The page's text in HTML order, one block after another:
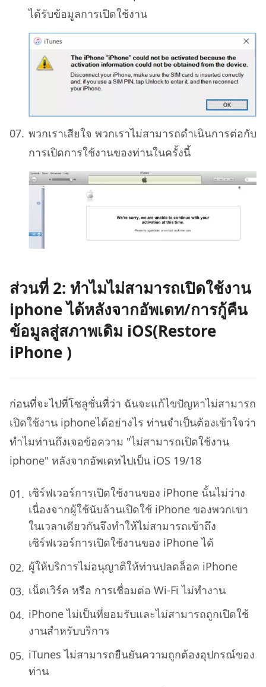
ได้รับข้อมูลการเปิดใช้งาน
พวกเราเสียใจ พวกเราไม่สามารถดำเนินการต่อกับ
การเปิดการใช้งานของท่านในครั้งนี้
ส่วนที่ 2: ทำไมไม่สามารถเปิดใช้งาน
iphone ได้หลังจากอัพเดท/การกู้คืน
ข้อมูลสู่สภาพเดิม iOS(Restore
iPhone )
ก่อนที่จะไปที่โซลูชั่นที่ว่า ฉันจะแก้ไขปัญหาไม่สามารถ
เปิดใช้งาน iphoneได้อย่างไร ท่านจำเป็นต้องเข้าใจว่า
ทำไมท่านถึงเจอข้อความ "ไม่สามารถเปิดใช้งาน
iphone" หลังจากอัพเดทไปเป็น iOS 19/18
เซิร์ฟเวอร์การเปิดใช้งานของ iPhone นั้นไม่ว่าง
เนื่องจากผู้ใช้นับล้านเปิดใช้ iPhone ของพวกเขา
ในเวลาเดียวกันจึงทำให้ไม่สามารถเข้าถึง
เซิร์ฟเวอร์การเปิดใช้งานของ iPhone ได้
ผู้ให้บริการไม่อนุญาติให้ท่านปลดล็อค iPhone
เน็ตเวิร์ค หรือ การเชื่อมต่อ Wi-Fi ไม่ทำงาน
iPhone ไม่เป็นที่ยอมรับและไม่สามารถถูกเปิดใช้
งานสำหรับบริการ
iTunes ไม่สามารถยืนยันความถูกต้องอุปกรณ์ของ
ท่าน